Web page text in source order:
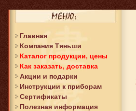
Главная
Компания Тяньши
Каталог продукции, цены
Как заказать, доставка
Акции и подарки
Инструкции к приборам
Сертификаты
Полезная информация